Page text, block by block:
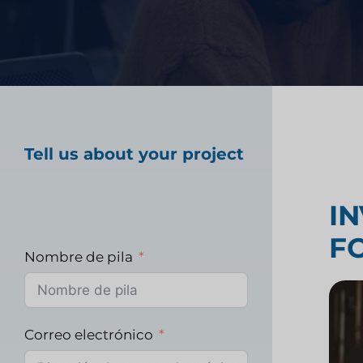
Investigación de
Tell us about your project
Nombre de pila
Correo electrónico